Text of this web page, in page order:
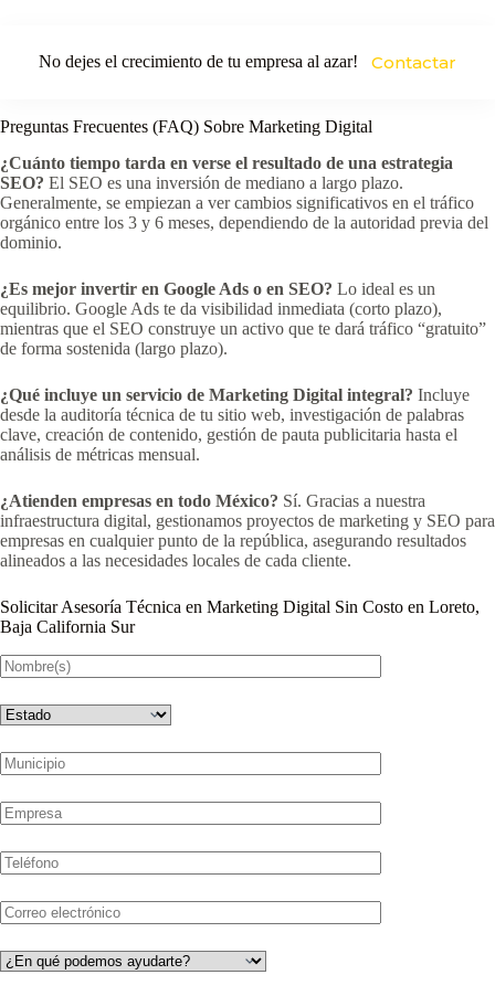
No dejes el crecimiento de tu empresa al azar! Contactar
Preguntas Frecuentes (FAQ) Sobre Marketing Digital
¿Cuánto tiempo tarda en verse el resultado de una estrategia
SEO? El SEO es una inversión de mediano a largo plazo.
Generalmente, se empiezan a ver cambios significativos en el tráfico
orgánico entre los 3 y 6 meses, dependiendo de la autoridad previa del
dominio.
¿Es mejor invertir en Google Ads o en SEO? Lo ideal es un
equilibrio. Google Ads te da visibilidad inmediata (corto plazo),
mientras que el SEO construye un activo que te dará tráfico “gratuito”
de forma sostenida (largo plazo).
¿Qué incluye un servicio de Marketing Digital integral? Incluye
desde la auditoría técnica de tu sitio web, investigación de palabras
clave, creación de contenido, gestión de pauta publicitaria hasta el
análisis de métricas mensual.
¿Atienden empresas en todo México? Sí. Gracias a nuestra
infraestructura digital, gestionamos proyectos de marketing y SEO para
empresas en cualquier punto de la república, asegurando resultados
alineados a las necesidades locales de cada cliente.
Solicitar Asesoría Técnica en Marketing Digital Sin Costo en Loreto,
Baja California Sur